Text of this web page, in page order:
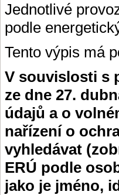
Jednotlivé
podle
Tento výpis má
V souvislosti s
ze dne 27.
údajů a o
nařízení o
vyhledávat
ERÚ podle
jako je jméno,